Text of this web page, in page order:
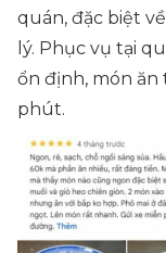
quán, đặc biệt
lý. Phục vụ tại
ổn định, món ăn
phút.